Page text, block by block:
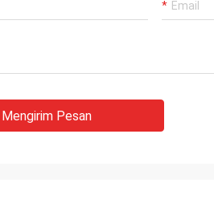
Mengirim Pesan